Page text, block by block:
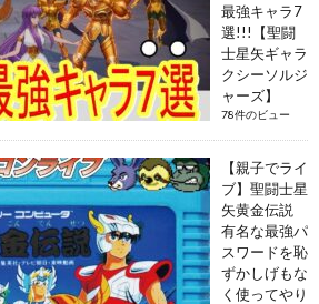
最強キャラ7
選!!!【聖闘
士星矢ギャラ
クシーソルジ
ャーズ】
78件のビュー
【親子でライ
ブ】聖闘士星
矢黄金伝説
有名な最強パ
スワードを恥
ずかしげもな
く使ってやり